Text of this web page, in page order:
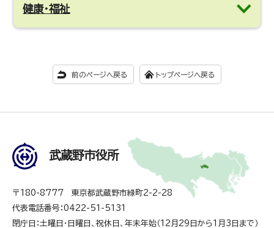
健康・福祉
前のページへ戻る トップページへ戻る
武蔵野市役所
〒180-8777 東京都武蔵野市緑町2-2-28
代表電話番号：0422-51-5131
閉庁日：土曜日・日曜日、祝休日、年末年始（12月29日から1月3日まで）